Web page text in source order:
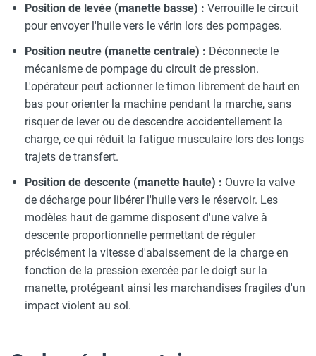
Position de levée (manette basse) : Verrouille le circuit
pour envoyer l'huile vers le vérin lors des pompages.
Position neutre (manette centrale) : Déconnecte le
mécanisme de pompage du circuit de pression.
L'opérateur peut actionner le timon librement de haut en
bas pour orienter la machine pendant la marche, sans
risquer de lever ou de descendre accidentellement la
charge, ce qui réduit la fatigue musculaire lors des longs
trajets de transfert.
Position de descente (manette haute) : Ouvre la valve
de décharge pour libérer l'huile vers le réservoir. Les
modèles haut de gamme disposent d'une valve à
descente proportionnelle permettant de réguler
précisément la vitesse d'abaissement de la charge en
fonction de la pression exercée par le doigt sur la
manette, protégeant ainsi les marchandises fragiles d'un
impact violent au sol.